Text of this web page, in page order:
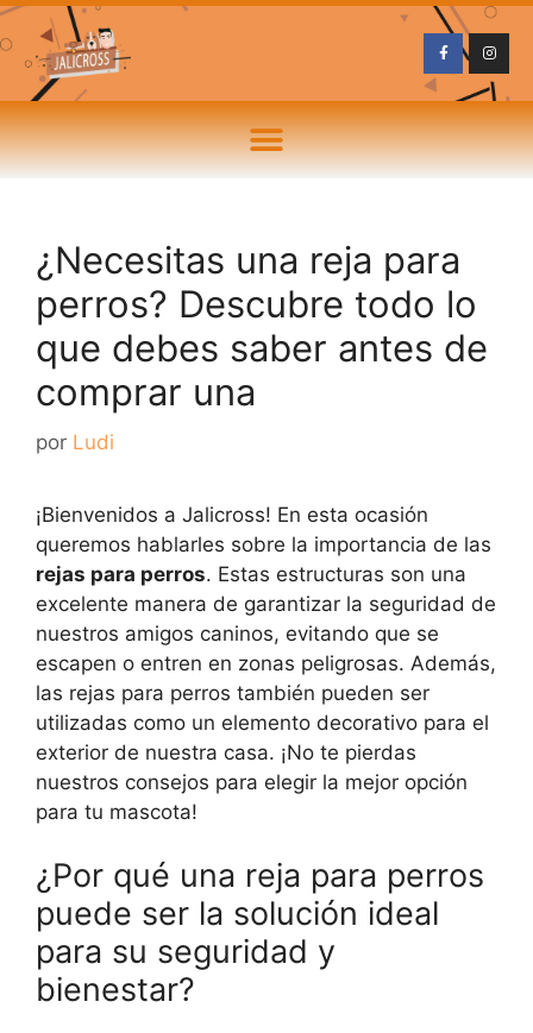
¿Necesitas una reja para
perros? Descubre todo lo
que debes saber antes de
comprar una
por Ludi
¡Bienvenidos a Jalicross! En esta ocasión
queremos hablarles sobre la importancia de las
rejas para perros. Estas estructuras son una
excelente manera de garantizar la seguridad de
nuestros amigos caninos, evitando que se
escapen o entren en zonas peligrosas. Además,
las rejas para perros también pueden ser
utilizadas como un elemento decorativo para el
exterior de nuestra casa. ¡No te pierdas
nuestros consejos para elegir la mejor opción
para tu mascota!
¿Por qué una reja para perros
puede ser la solución ideal
para su seguridad y
bienestar?